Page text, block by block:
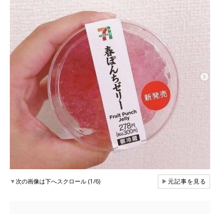
▼次の画像は下へスクロール (1/6) ▶元記事を見る